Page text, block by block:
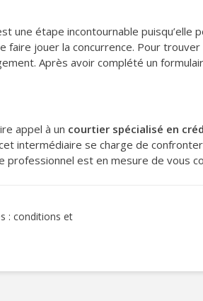
une étape incontournable
faire jouer la concurrence. Pour
Après avoir complété un
appel à un courtier spécialisé en
intermédiaire se charge de
professionnel est en mesure de vous
: conditions et